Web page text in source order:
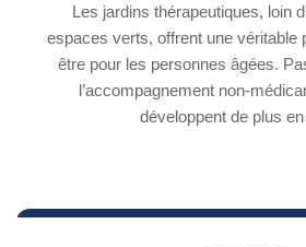
Les jardins thérapeutiques, loin
espaces verts, offrent une véritable
être pour les personnes âgées.
l’accompagnement non-
développent de plus